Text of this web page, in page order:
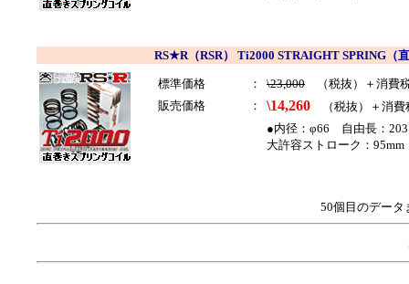
RS★R（RSR） Ti2000 STRAIGHT SPRING
標準価格 ： \23,000 （税抜）＋消費
販売価格
： \14,260 （税抜）＋消費
●内径：φ66 自由長：
大許容ストローク：
50個目のデータ